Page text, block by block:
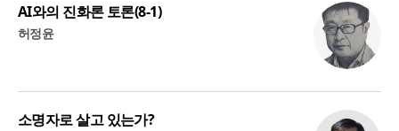
AI와의 진화론 토론(8-1)
허정윤
소명자로 살고 있는가?